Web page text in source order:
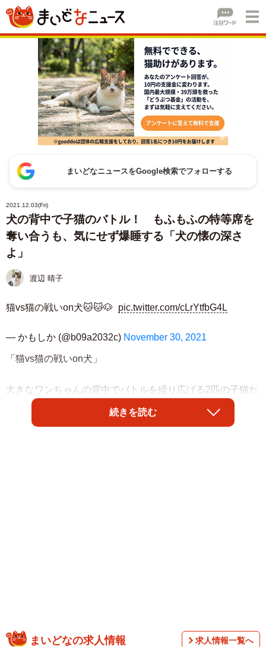
まいどなニュースをGoogle検索でフォローする
2021.12.03(Fri)
犬の背中で子猫のバトル！ もふもふの特等席を
奪い合うも、気にせず爆睡する「犬の懐の深さ
よ」
渡辺 晴子
猫vs猫の戦いon犬🐱🐱🐶 pic.twitter.com/cLrYtfbG4L
— かもしか (@b09a2032c) November 30, 2021
「猫vs猫の戦いon犬」
大きなワンちゃんの背中でバトルを繰り広げる2匹の子猫た
ちの動画がツイッターで話題を集めています。なんと子猫
同士の“攻防”を物ともせず、ワンちゃんは爆睡！ そんなワ
～。」
続きを読む
まいどなの求人情報 求人情報一覧へ